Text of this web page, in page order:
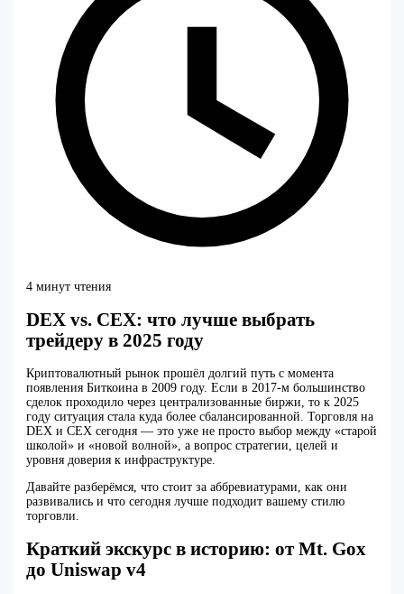
4 минут чтения
DEX vs. CEX: что лучше выбрать
трейдеру в 2025 году
Криптовалютный рынок прошёл долгий путь с момента
появления Биткоина в 2009 году. Если в 2017-м большинство
сделок проходило через централизованные биржи, то к 2025
году ситуация стала куда более сбалансированной. Торговля на
DEX и CEX сегодня — это уже не просто выбор между «старой
школой» и «новой волной», а вопрос стратегии, целей и
уровня доверия к инфраструктуре.
Давайте разберёмся, что стоит за аббревиатурами, как они
развивались и что сегодня лучше подходит вашему стилю
торговли.
Краткий экскурс в историю: от Mt. Gox
до Uniswap v4